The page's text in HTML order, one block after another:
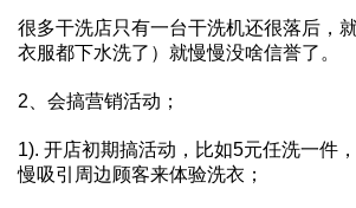
很多干洗店只有一台干洗机还很落后，
衣服都下水洗了）就慢慢没啥信誉了。
2、会搞营销活动；
1). 开店初期搞活动，比如5元任洗一件
慢吸引周边顾客来体验洗衣；